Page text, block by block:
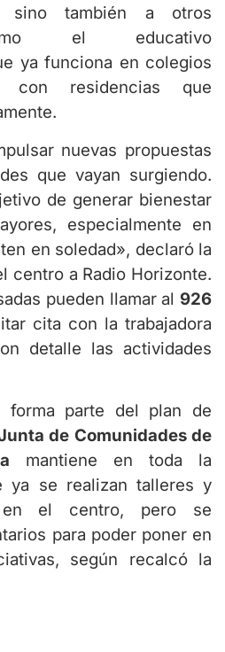
sino también a otros
el educativo
ya funciona en colegios
residencias que
nuevas propuestas
que vayan surgiendo.
de generar bienestar
especialmente en
en soledad», declaró la
centro a Radio Horizonte.
pueden llamar al 926
cita con la trabajadora
detalle las actividades
parte del plan de
de Comunidades de
mantiene en toda la
ya se realizan talleres y
en el centro, pero se
para poder poner en
según recalcó la